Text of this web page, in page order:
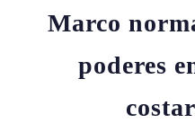
Marco
poderes